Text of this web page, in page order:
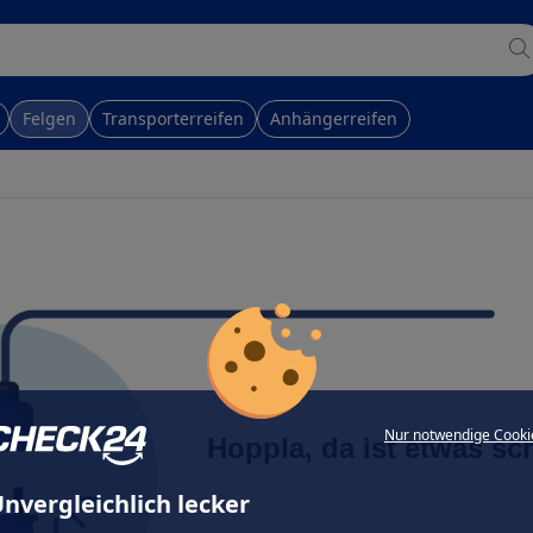
Nur notwendige
lecker
Felgen Transporterreifen Anhängerreifen
Hoppla, da ist etwas